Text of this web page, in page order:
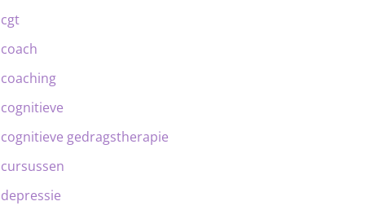
cgt
coach
coaching
cognitieve
cognitieve gedragstherapie
cursussen
depressie